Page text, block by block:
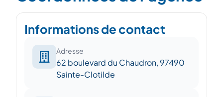
Informations de contact
Adresse
62 boulevard du Chaudron, 97490
Sainte-Clotilde